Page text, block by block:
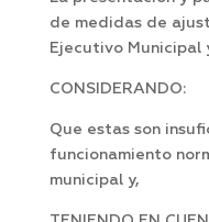
de medidas de
Ejecutivo Municipal
CONSIDERANDO:
Que estas son
funcionamiento
municipal y,